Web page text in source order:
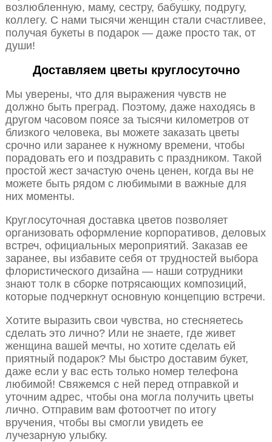
возлюбленную, маму, сестру, бабушку, подругу,
коллегу. С нами тысячи женщин стали счастливее,
получая букеты в подарок — даже просто так, от
души!
Доставляем цветы круглосуточно
Мы уверены, что для выражения чувств не
должно быть преград. Поэтому, даже находясь в
другом часовом поясе за тысячи километров от
близкого человека, вы можете заказать цветы
срочно или заранее к нужному времени, чтобы
порадовать его и поздравить с праздником. Такой
простой жест зачастую очень ценен, когда вы не
можете быть рядом с любимыми в важные для
них моменты.
Круглосуточная доставка цветов позволяет
организовать оформление корпоративов, деловых
встреч, официальных мероприятий. Заказав ее
заранее, вы избавите себя от трудностей выбора
флористического дизайна — наши сотрудники
знают толк в сборке потрясающих композиций,
которые подчеркнут основную концепцию встречи.
Хотите выразить свои чувства, но стесняетесь
сделать это лично? Или не знаете, где живет
женщина вашей мечты, но хотите сделать ей
приятный подарок? Мы быстро доставим букет,
даже если у вас есть только номер телефона
любимой! Свяжемся с ней перед отправкой и
уточним адрес, чтобы она могла получить цветы
лично. Отправим вам фотоотчет по итогу
вручения, чтобы вы смогли увидеть ее
лучезарную улыбку.